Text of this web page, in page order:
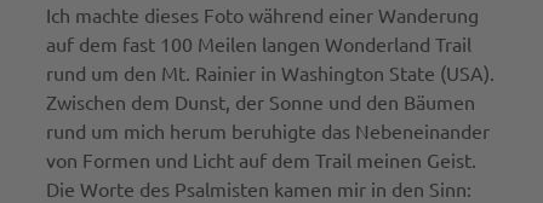
Ich machte dieses Foto während einer Wanderung
auf dem fast 100 Meilen langen Wonderland Trail
rund um den Mt. Rainier in Washington State (USA).
Zwischen dem Dunst, der Sonne und den Bäumen
rund um mich herum beruhigte das Nebeneinander
von Formen und Licht auf dem Trail meinen Geist.
Die Worte des Psalmisten kamen mir in den Sinn: